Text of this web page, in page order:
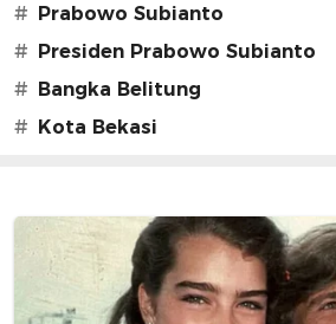
# Prabowo Subianto
# Presiden Prabowo Subianto
# Bangka Belitung
# Kota Bekasi